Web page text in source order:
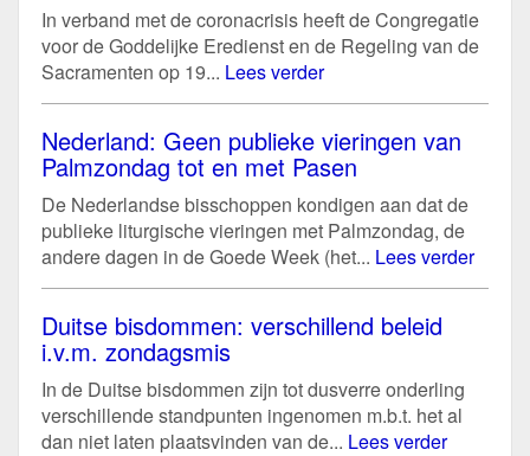
In verband met de coronacrisis heeft de Congregatie
voor de Goddelijke Eredienst en de Regeling van de
Sacramenten op 19... Lees verder
Nederland: Geen publieke vieringen van
Palmzondag tot en met Pasen
De Nederlandse bisschoppen kondigen aan dat de
publieke liturgische vieringen met Palmzondag, de
andere dagen in de Goede Week (het... Lees verder
Duitse bisdommen: verschillend beleid
i.v.m. zondagsmis
In de Duitse bisdommen zijn tot dusverre onderling
verschillende standpunten ingenomen m.b.t. het al
dan niet laten plaatsvinden van de... Lees verder